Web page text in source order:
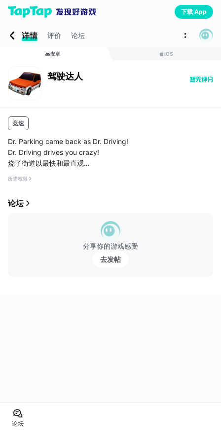
下载 App
详情 评价 论坛
安卓 iOS
驾驶达人
竞速
Dr. Parking came back as Dr. Driving!
Dr. Driving drives you crazy!
烧了街道以最快和最直观
SUD Inc.
所需权限
论坛
分享你的游戏感受
去发帖
论坛